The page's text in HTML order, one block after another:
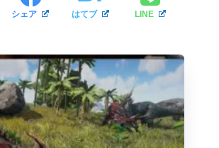
シェア はてブ LINE